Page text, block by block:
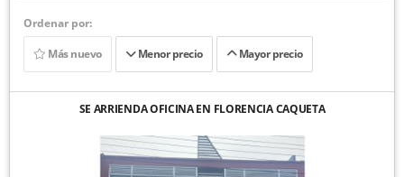
Ordenar por:
Más nuevo
Menor precio Mayor precio
SE ARRIENDA OFICINA EN FLORENCIA CAQUETA